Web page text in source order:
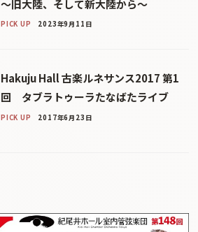
～旧大陸、そして新大陸から～
PICK UP 2023年9月11日
Hakuju Hall 古楽ルネサンス2017 第1
回 タブラトゥーラたなばたライブ
PICK UP 2017年6月23日